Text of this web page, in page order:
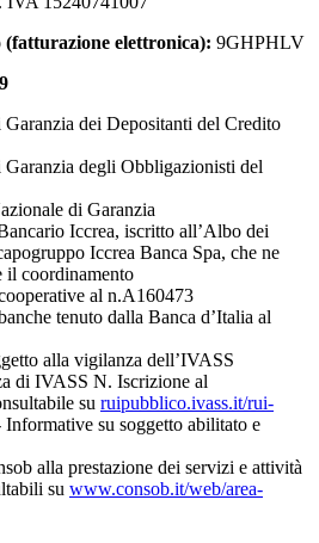
elettronica): 9GHPHLV
dei Depositanti del Credito
degli Obbligazionisti del
di Garanzia
Iccrea, iscritto all’Albo dei
Iccrea Banca Spa, che ne
il coordinamento
al n.A160473
tenuto dalla Banca d’Italia al
alla vigilanza dell’IVASS
di IVASS N. Iscrizione al
su ruipubblico.ivass.it/rui-
Informative su soggetto abilitato e
alla prestazione dei servizi e attività
su www.consob.it/web/area-